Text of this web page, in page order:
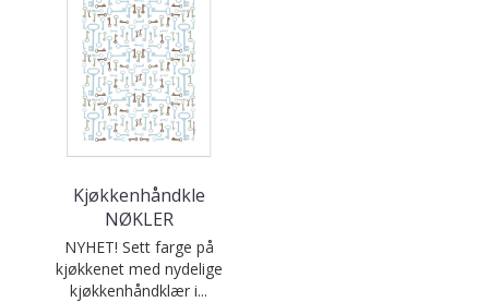
Kjøkkenhåndkle
NØKLER
NYHET! Sett farge på
kjøkkenet med nydelige
kjøkkenhåndklær i...